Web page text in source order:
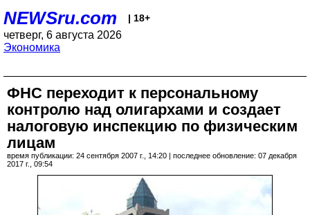
NEWSru.com | 18+
четверг, 6 августа 2026
Экономика
ФНС переходит к персональному
контролю над олигархами и создает
налоговую инспекцию по физическим
лицам
время публикации: 24 сентября 2007 г., 14:20 | последнее обновление: 07 декабря
2017 г., 09:54